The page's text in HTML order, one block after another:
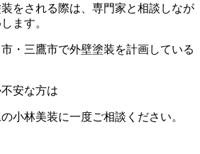
をされる際は、専門家と相談しなが
ます。
・三鷹市で外壁塗装を計画している
安な方は
小林美装に一度ご相談ください。